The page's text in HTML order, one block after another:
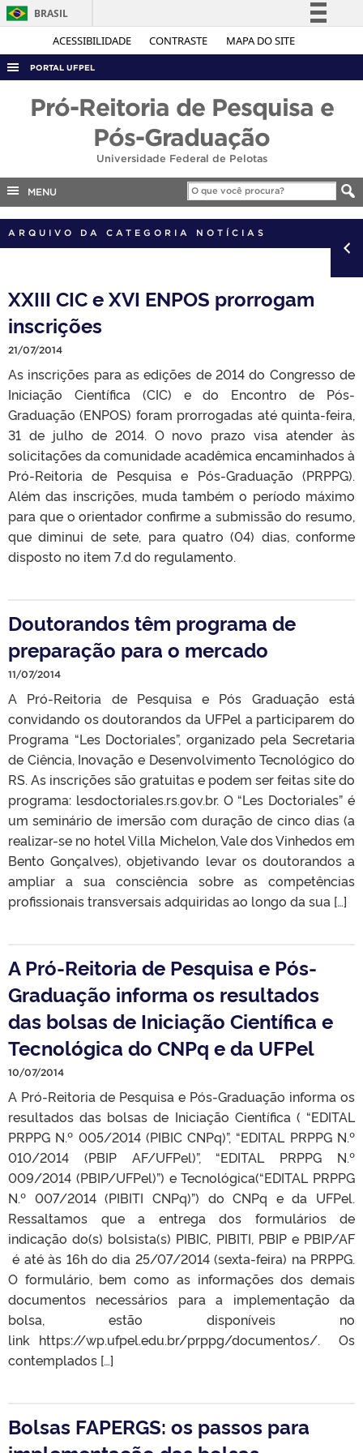
ACESSIBILIDADE CONTRASTE MAPA DO SITE
BRASIL
Simplifique!
Acesso à informação
Legislação
Canais
PORTAL UFPEL
CONCURSOS
EDITAIS
INTERNACIONAL
Pró-Reitoria de Pesquisa e
Pós-Graduação
Universidade Federal de Pelotas
MENU
ARQUIVO DA CATEGORIA NOTÍCIAS
XXIII CIC e XVI ENPOS prorrogam
inscrições
21/07/2014
As inscrições para as edições de 2014 do Congresso de
Iniciação Científica (CIC) e do Encontro de Pós-
Graduação (ENPOS) foram prorrogadas até quinta-feira,
31 de julho de 2014. O novo prazo visa atender às
solicitações da comunidade acadêmica encaminhados à
Pró-Reitoria de Pesquisa e Pós-Graduação (PRPPG).
Além das inscrições, muda também o período máximo
para que o orientador confirme a submissão do resumo,
que diminui de sete, para quatro (04) dias, conforme
disposto no item 7.d do regulamento.
Doutorandos têm programa de
preparação para o mercado
11/07/2014
A Pró-Reitoria de Pesquisa e Pós Graduação está
convidando os doutorandos da UFPel a participarem do
Programa “Les Doctoriales”, organizado pela Secretaria
de Ciência, Inovação e Desenvolvimento Tecnológico do
RS. As inscrições são gratuitas e podem ser feitas site do
programa: lesdoctoriales.rs.gov.br. O “Les Doctoriales” é
um seminário de imersão com duração de cinco dias (a
realizar-se no hotel Villa Michelon, Vale dos Vinhedos em
Bento Gonçalves), objetivando levar os doutorandos a
ampliar a sua consciência sobre as competências
profissionais transversais adquiridas ao longo da sua […]
A Pró-Reitoria de Pesquisa e Pós-
Graduação informa os resultados
das bolsas de Iniciação Científica e
Tecnológica do CNPq e da UFPel
10/07/2014
A Pró-Reitoria de Pesquisa e Pós-Graduação informa os
resultados das bolsas de Iniciação Científica ( “EDITAL
PRPPG N.º 005/2014 (PIBIC CNPq)”, “EDITAL PRPPG N.º
010/2014 (PBIP AF/UFPel)”, “EDITAL PRPPG N.º
009/2014 (PBIP/UFPel)”) e Tecnológica(“EDITAL PRPPG
N.º 007/2014 (PIBITI CNPq)”) do CNPq e da UFPel.
Ressaltamos que a entrega dos formulários de
indicação do(s) bolsista(s) PIBIC, PIBITI, PBIP e PBIP/AF
é até às 16h do dia 25/07/2014 (sexta-feira) na PRPPG.
O formulário, bem como as informações dos demais
documentos necessários para a implementação da
bolsa, estão disponíveis no
link https://wp.ufpel.edu.br/prppg/documentos/. Os
contemplados […]
Bolsas FAPERGS: os passos para